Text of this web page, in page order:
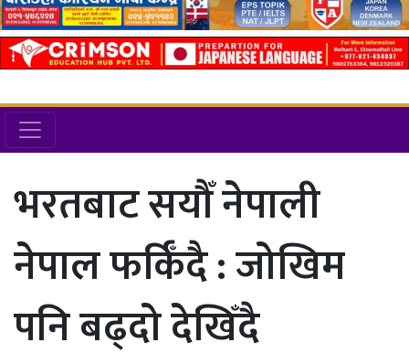
भरतबाट सयौँ नेपाली
नेपाल फर्किँदै : जोखिम
पनि बढ्दो देखिँदै